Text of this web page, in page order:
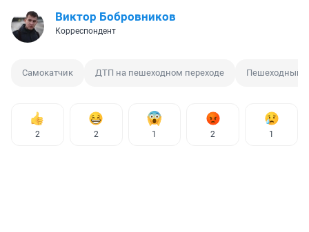
Виктор Бобровников
Корреспондент
Самокатчик ДТП на пешеходном переходе Пешеходный
2 2 1 2 1